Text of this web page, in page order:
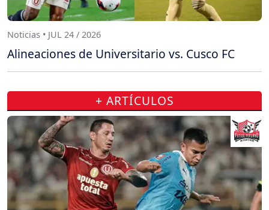
Noticias • JUL 24 / 2026
Alineaciones de Universitario vs. Cusco FC
+ ARTÍCULOS